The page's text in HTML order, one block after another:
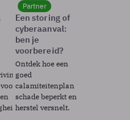
Partner
Een storing of
cyberaanval:
ben je
voorbereid?
Ontdek hoe een
goed
calamiteitenplan
schade beperkt en
herstel versnelt.